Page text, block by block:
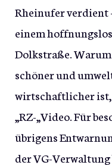
Rheinufer verdient
einem
Dolkstraße.
schöner und
wirtschaftlicher
„RZ-„Video. Für
übrigens
der VG-